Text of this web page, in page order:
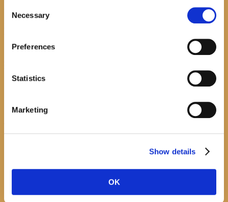
Selection
Necessary
Preferences
Statistics
Marketing
Show details
OK
July 20, 2026
1
2
10 11 12 13 14 15 16